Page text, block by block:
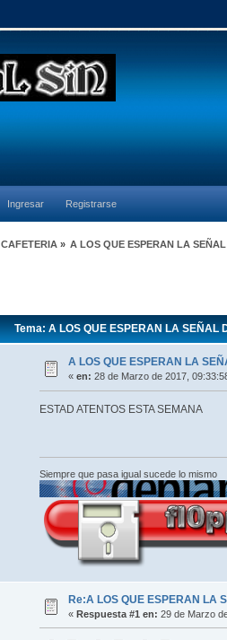
Ingresar Registrarse
CAFETERIA » A LOS QUE ESPERAN LA
Tema: A LOS QUE ESPERAN LA SEÑAL
A LOS QUE ESPERAN LA
«en: 28 de Marzo de 2017,
ESTAD ATENTOS ESTA SEMANA
Siempre que pasa igual sucede lo mismo
Re:A LOS QUE ESPERAN LA
«Respuesta #1 en: 29 de Marzo